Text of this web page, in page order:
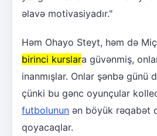
əlavə motivasiyadır."
Həm Ohayo Steyt, həm də
birinci kurslara güvənmiş,
inanmışlar. Onlar şənbə günü
çünki bu gənc oyunçular
futbolunun ən böyük rəqabət
qoyacaqlar.